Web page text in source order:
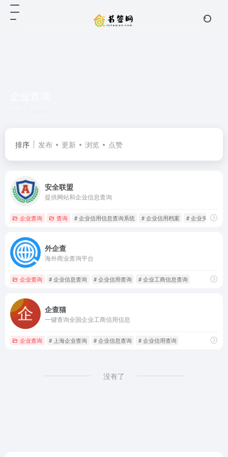
排序 发布 更新 浏览 点赞
安全联盟
提供网站和企业信息查询
企业查询 查询 # 企业信用信息查询系统 # 企业信用档案 # 企业失信信息
外企查
海外商业查询平台
企业查询 # 企业信息查询 # 企业信用查询 # 企业工商信息查询
企查猫
一键查询全国企业工商信用信息
企业查询 # 上海企业查询 # 企业信息查询 # 企业信用查询
没有了